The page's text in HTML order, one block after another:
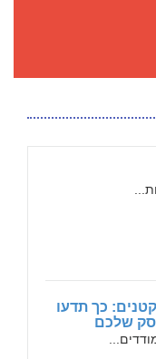
כך תדעו
שלכם